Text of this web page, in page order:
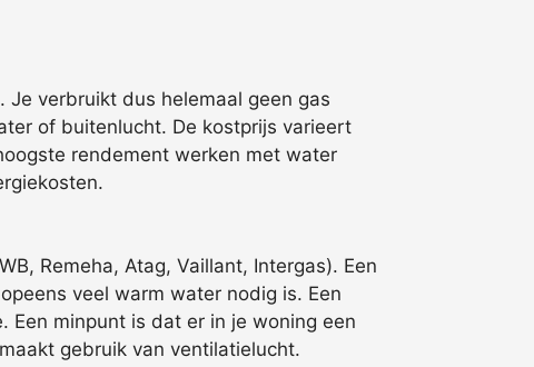
verbruikt dus helemaal geen gas
of buitenlucht. De kostprijs varieert
rendement werken met water
Remeha, Atag, Vaillant, Intergas). Een
veel warm water nodig is. Een
minpunt is dat er in je woning een
gebruik van ventilatielucht.